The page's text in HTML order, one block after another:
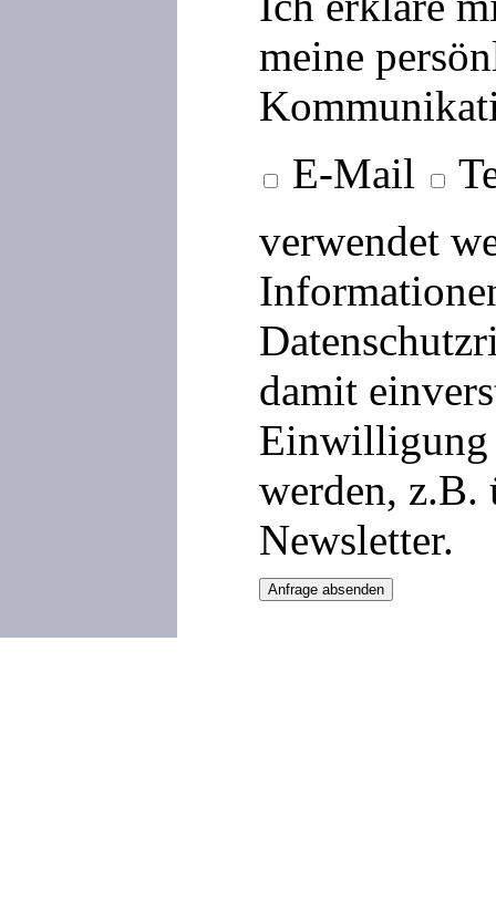
meine
E-Mail
verwendet
damit
Einwilligung
werden,
Newsletter.